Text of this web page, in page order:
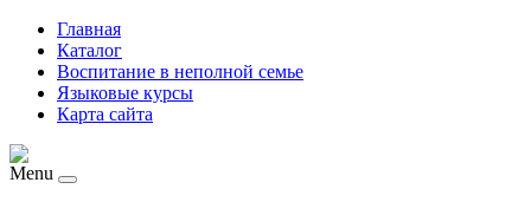
Главная
Каталог
Воспитание в неполной семье
Языковые курсы
Карта сайта
Menu